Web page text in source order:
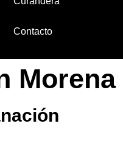
Contacto
Morena